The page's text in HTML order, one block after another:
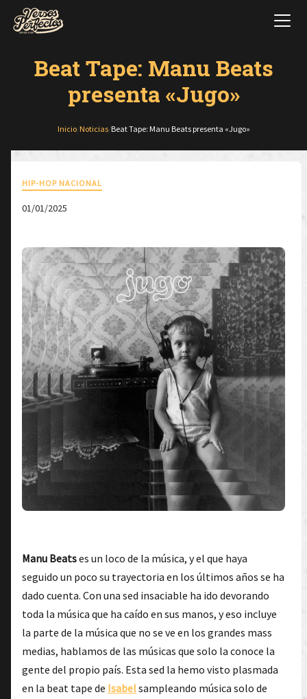
Beat Tape: Manu Beats
presenta «Jugo»
Inicio/ Noticias/ Beat Tape: Manu Beats presenta «Jugo»
HIP-HOP NACIONAL
01/01/2025
Manu Beatses un loco de la música, y el que haya
seguido un poco su trayectoria en los últimos años se ha
dado cuenta. Con una sed insaciable ha ido devorando
toda la música que ha caído en sus manos, y eso incluye
la parte de la música que no se ve en los grandes mass
medias, hablamos de las músicas que solo la conoce la
gente del propio país. Esta sed la hemo visto plasmada
en la beat tape de Isabelsampleando música solo de